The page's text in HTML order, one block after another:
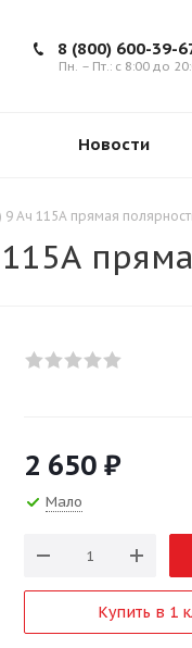
8 (800) 600-39-
Пн. – Пт.: с 8:00 до
Новости
9 Ач 115А прямая
115А
2 650 ₽
Мало
Купить в 1